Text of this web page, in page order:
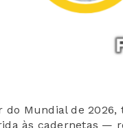
do Mundial de 2026,
às cadernetas —